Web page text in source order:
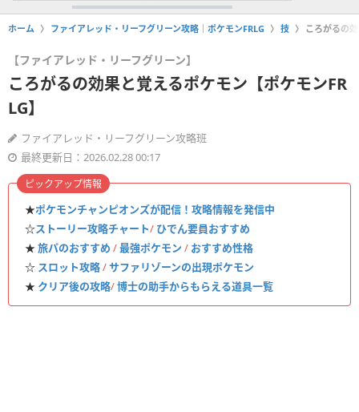
ホーム ファイアレッド・リーフグリーン攻略｜ポケモンFRLG 技 ころがるの
【ファイアレッド・リーフグリーン】
ころがるの効果と覚えるポケモン【ポケモンFR
LG】
ファイアレッド・リーフグリーン攻略班
最終更新日：2026.02.28 00:17
★ポケモンチャンピオンズが配信！攻略情報を発信中
☆ストーリー攻略チャート/ ひでん要員おすすめ
★旅パのおすすめ /最強ポケモン / おすすめ性格
☆ スロット攻略/サファリゾーンの出現ポケモン
★ クリア後の攻略/博士の助手からもらえる道具一覧
ピックアップ情報